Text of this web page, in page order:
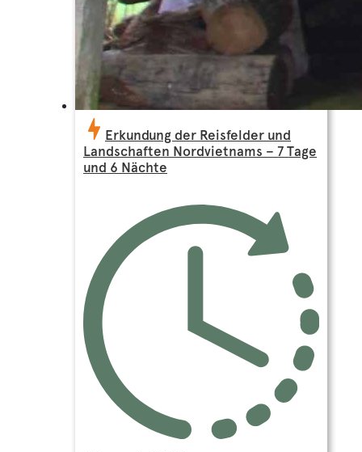
Erkundung der Reisfelder und
Landschaften Nordvietnams – 7 Tage
und 6 Nächte